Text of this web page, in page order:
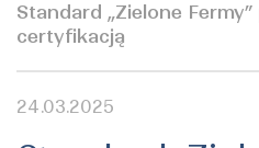
Standard „Zielone
certyfikacją
24.03.2025